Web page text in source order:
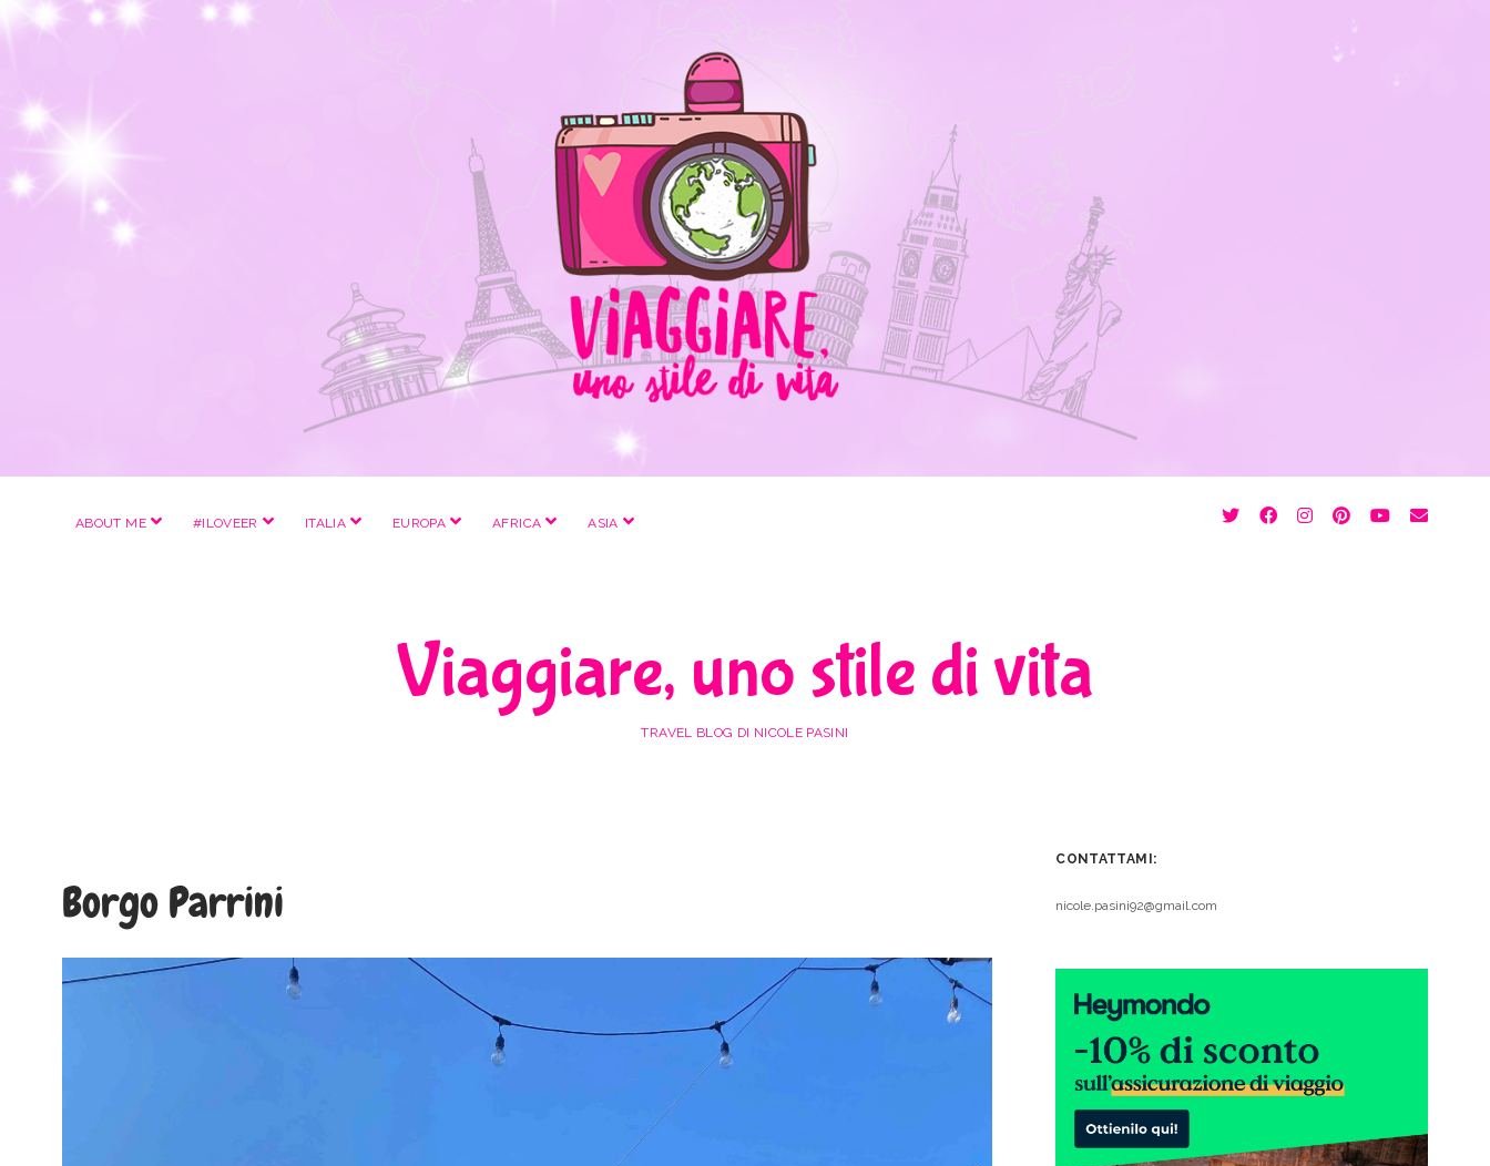
ABOUT ME apri
#ILOVEER apri
ITALIA apri
EUROPA apri
AFRICA apri
ASIA apri
twitterfacebookinstagram
pinterest
youtube
email
Viaggiare, uno stile di vita
TRAVEL BLOG DI NICOLE PASINI
Borgo Parrini
CONTATTAMI:
nicole.pasini92@gmail.com